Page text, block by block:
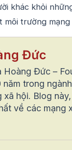
khác khỏi
trường
Đức
Hoàng Đức –
năm trong
xã hội. Blog
về các mạng